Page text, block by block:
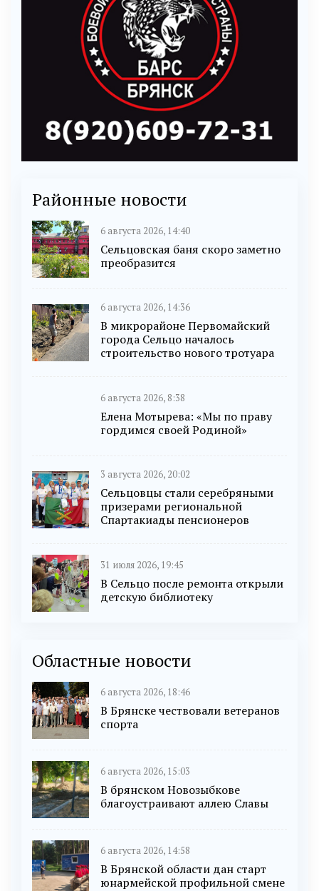
Районные новости
6 августа 2026, 14:40
Сельцовская баня скоро заметно
преобразится
6 августа 2026, 14:36
В микрорайоне Первомайский
города Сельцо началось
строительство нового тротуара
6 августа 2026, 8:38
Елена Мотырева: «Мы по праву
гордимся своей Родиной»
3 августа 2026, 20:02
Сельцовцы стали серебряными
призерами региональной
Спартакиады пенсионеров
31 июля 2026, 19:45
В Сельцо после ремонта открыли
детскую библиотеку
Областные новости
6 августа 2026, 18:46
В Брянске чествовали ветеранов
спорта
6 августа 2026, 15:03
В брянском Новозыбкове
благоустраивают аллею Славы
6 августа 2026, 14:58
В Брянской области дан старт
юнармейской профильной смене